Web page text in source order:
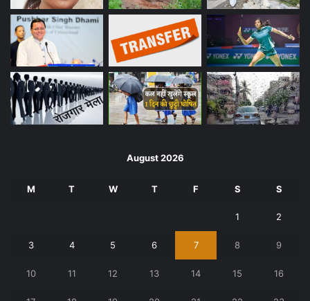
August 2026
M T W T F S S
1 2
3 4 5 6 7 8 9
10 11 12 13 14 15 16